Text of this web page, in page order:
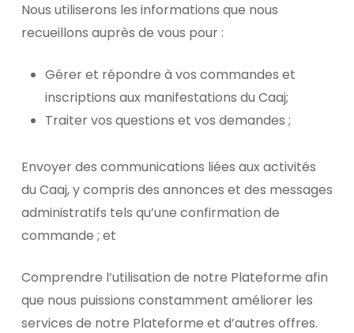
Nous utiliserons les informations que nous
recueillons auprès de vous pour :
Gérer et répondre à vos commandes et
inscriptions aux manifestations du Caaj;
Traiter vos questions et vos demandes ;
Envoyer des communications liées aux activités
du Caaj, y compris des annonces et des messages
administratifs tels qu’une confirmation de
commande ; et
Comprendre l’utilisation de notre Plateforme afin
que nous puissions constamment améliorer les
services de notre Plateforme et d’autres offres.